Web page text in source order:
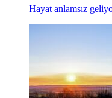
Hayat anlamsız